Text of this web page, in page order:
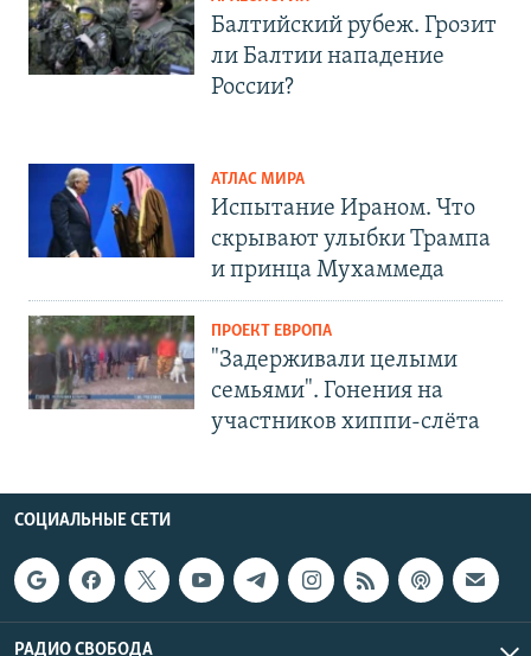
Балтийский рубеж. Грозит
ли Балтии нападение
России?
АТЛАС МИРА
Испытание Ираном. Что
скрывают улыбки Трампа
и принца Мухаммеда
ПРОЕКТ ЕВРОПА
"Задерживали целыми
семьями". Гонения на
участников хиппи-слёта
СОЦИАЛЬНЫЕ СЕТИ
РАДИО СВОБОДА